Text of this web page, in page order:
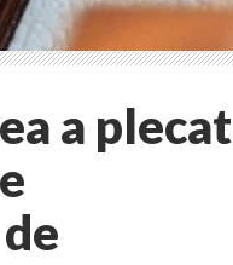
a plecat